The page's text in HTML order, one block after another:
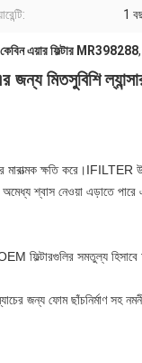
1
এয়ার ফিল্টার MR398288,
জন্য মিতসুবিশি
ক্ষতি করে।IFILTER
শ্বাস নেওয়া এড়াতে
ফিল্টারগুলির সমতুল্য
জন্য ফোম ছাঁচনির্মাণ সহ